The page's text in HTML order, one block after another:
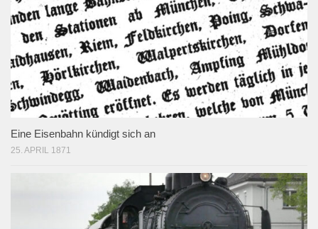
Eine Eisenbahn kündigt sich an
25. APRIL 1871